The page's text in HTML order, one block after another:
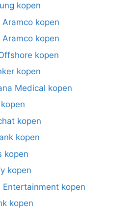
kopen
kopen
kopen
kopen
kopen
Medical kopen
kopen
kopen
kopen
kopen
Entertainment kopen
kopen